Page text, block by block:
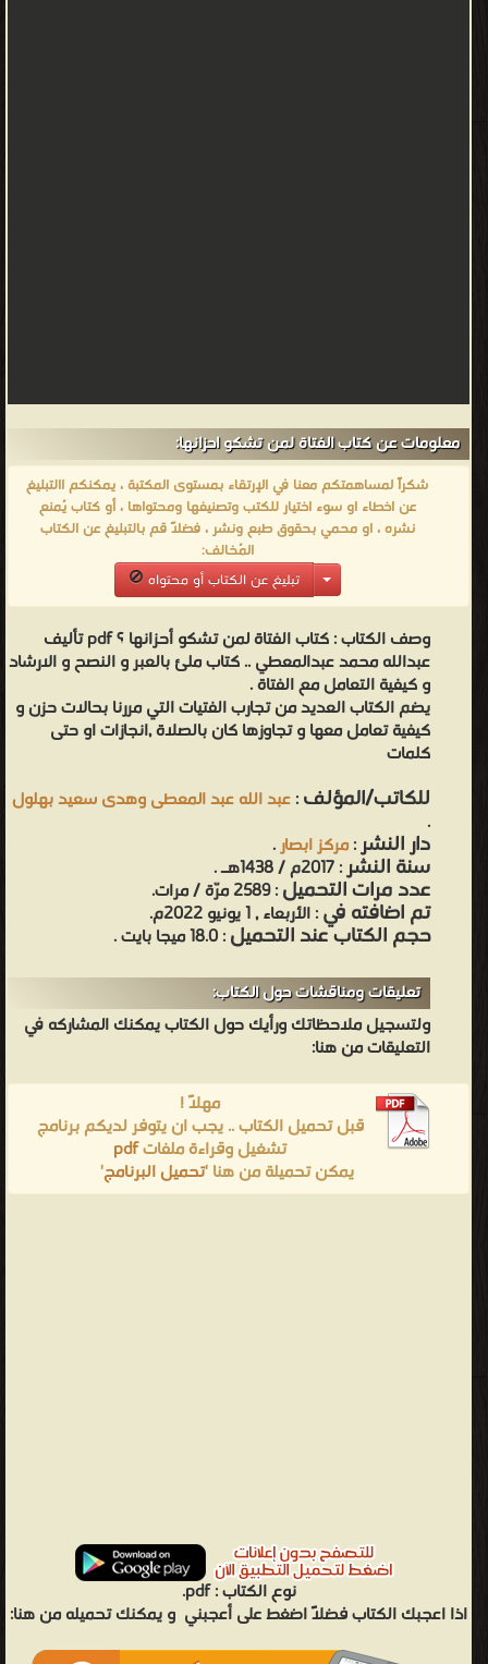
معلومات عن كتاب الفتاة لمن تشكو احزانها:
شكراً لمساهمتكم معنا في الإرتقاء بمستوى المكتبة ، يمكنكم االتبليغ
عن اخطاء او سوء اختيار للكتب وتصنيفها ومحتواها ، أو كتاب يُمنع
نشره ، او محمي بحقوق طبع ونشر ، فضلاً قم بالتبليغ عن الكتاب
المُخالف:
تبليغ عن الكتاب أو محتواه
وصف الكتاب : كتاب الفتاة لمن تشكو أحزانها ؟ pdf تأليف
عبدالله محمد عبدالمعطي‎ .. كتاب ملئ بالعبر و النصح و الارشاد
و كيفية التعامل مع الفتاة .
يضم الكتاب العديد من تجارب الفتيات التي مررنا بحالات حزن و
كيفية تعامل معها و تجاوزها كان بالصلاة ,انجازات او حتى
كلمات
للكاتب/المؤلف:عبد الله عبد المعطى وهدى سعيد بهلول
.
دار النشر:مركز ابصار.
سنة النشر: 2017م / 1438هـ .
عدد مرات التحميل: 2589 مرّة / مرات.
تم اضافته في: الأربعاء , 1 يونيو 2022م.
حجم الكتاب عند التحميل: 18.0 ميجا بايت .
تعليقات ومناقشات حول الكتاب:
ولتسجيل ملاحظاتك ورأيك حول الكتاب يمكنك المشاركه في
التعليقات من هنا:
مهلاً !
قبل تحميل الكتاب .. يجب ان يتوفر لديكم برنامج
تشغيل وقراءة ملفاتpdf
يمكن تحميلة من هنا 'تحميل البرنامج'
نوع الكتاب :pdf.
اذا اعجبك الكتاب فضلاً اضغط على أعجبني و يمكنك تحميله من هنا: